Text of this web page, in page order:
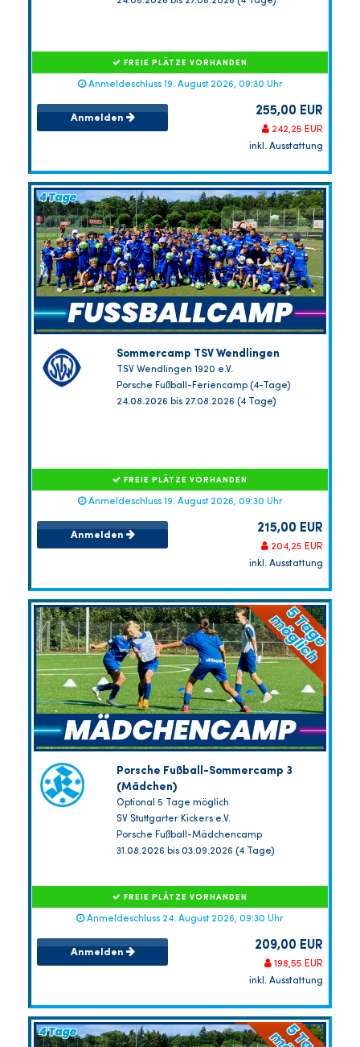
FREIE PLÄTZE VORHANDEN
Anmeldeschluss 19. August 2026, 09:30 Uhr
Anmelden 255,00 EUR
242,25 EUR
inkl. Ausstattung
Sommercamp TSV Wendlingen
TSV Wendlingen 1920 e.V.
Porsche Fußball-Feriencamp (4-Tage)
24.08.2026 bis 27.08.2026 (4 Tage)
FREIE PLÄTZE VORHANDEN
Anmeldeschluss 19. August 2026, 09:30 Uhr
Anmelden 215,00 EUR
204,25 EUR
inkl. Ausstattung
Porsche Fußball-Sommercamp 3
(Mädchen)
Optional 5 Tage möglich
SV Stuttgarter Kickers e.V.
Porsche Fußball-Mädchencamp
31.08.2026 bis 03.09.2026 (4 Tage)
FREIE PLÄTZE VORHANDEN
Anmeldeschluss 24. August 2026, 09:30 Uhr
Anmelden 209,00 EUR
198,55 EUR
inkl. Ausstattung